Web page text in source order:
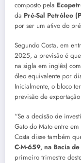
composto pela
da Pré-Sal Petróleo
por ser um ativo do
Segundo Costa, em
2025, a previsão é
na sigla em inglês)
óleo equivalente por
Inicialmente, o bloco
previsão de
“Se a decisão de
Gato do Mato entre
Costa disse também
C-M-659, na Bacia de
primeiro trimestre